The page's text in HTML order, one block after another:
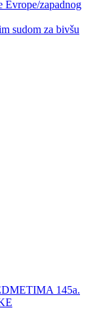
Evrope/zapadnog
sudom za bivšu
145a.